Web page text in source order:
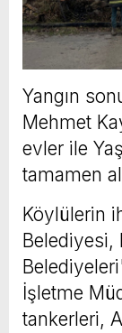
Yangın
Mehmet
evler ile
tamamen
Köylülerin
Belediyesi,
İşletme
tankerleri,